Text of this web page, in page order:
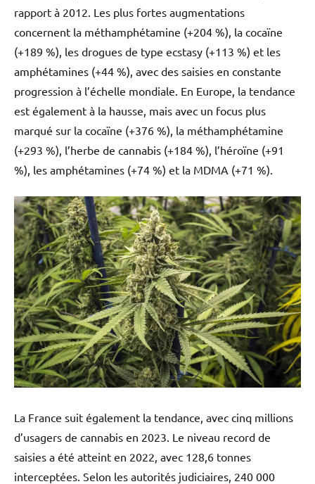
rapport à 2012. Les plus fortes augmentations
concernent la méthamphétamine (+204 %), la cocaïne
(+189 %), les drogues de type ecstasy (+113 %) et les
amphétamines (+44 %), avec des saisies en constante
progression à l’échelle mondiale. En Europe, la tendance
est également à la hausse, mais avec un focus plus
marqué sur la cocaïne (+376 %), la méthamphétamine
(+293 %), l’herbe de cannabis (+184 %), l’héroïne (+91
%), les amphétamines (+74 %) et la MDMA (+71 %).
La France suit également la tendance, avec cinq millions
d’usagers de cannabis en 2023. Le niveau record de
saisies a été atteint en 2022, avec 128,6 tonnes
interceptées. Selon les autorités judiciaires, 240 000